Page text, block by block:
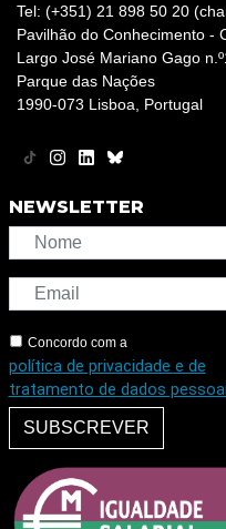
Tel: (+351) 21 898 50 20
Pavilhão do Conhecimento -
Largo José Mariano Gago
Parque das Nações
1990-073 Lisboa, Portugal
NEWSLETTER
Concordo com a
política de privacidade e de
tratamento de dados
SUBSCREVER